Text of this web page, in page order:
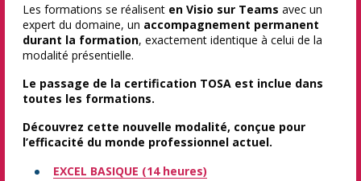
Les formations se réalisent en Visio sur Teams avec un
expert du domaine, un accompagnement permanent
durant la formation, exactement identique à celui de la
modalité présentielle.
Le passage de la certification TOSA est inclue dans
toutes les formations.
Découvrez cette nouvelle modalité, conçue pour
l’efficacité du monde professionnel actuel.
EXCEL BASIQUE (14 heures)